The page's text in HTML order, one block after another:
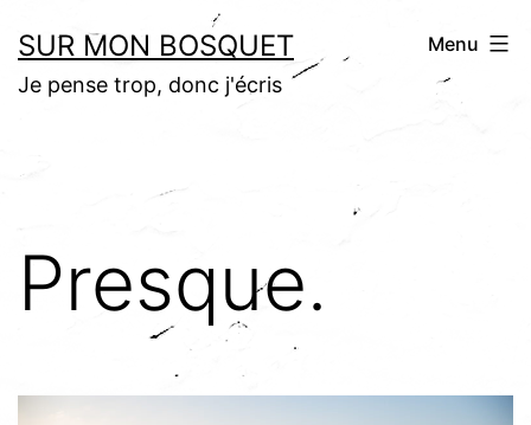
au
contenu
SUR MON BOSQUET
Je pense trop, donc j'écris
Menu
Presque.